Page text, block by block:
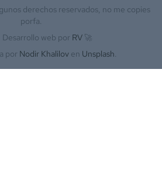
derechos reservados, no me copies
porfa.
Desarrollo web por RV 🚀
por Nodir Khalilov en Unsplash.